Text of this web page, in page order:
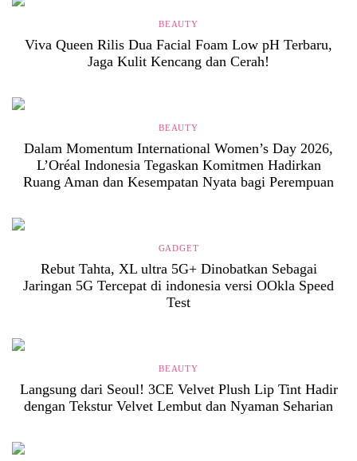
BEAUTY
Viva Queen Rilis Dua Facial Foam Low pH Terbaru,
Jaga Kulit Kencang dan Cerah!
BEAUTY
Dalam Momentum International Women’s Day 2026,
L’Oréal Indonesia Tegaskan Komitmen Hadirkan
Ruang Aman dan Kesempatan Nyata bagi Perempuan
GADGET
Rebut Tahta, XL ultra 5G+ Dinobatkan Sebagai
Jaringan 5G Tercepat di indonesia versi OOkla Speed
Test
BEAUTY
Langsung dari Seoul! 3CE Velvet Plush Lip Tint Hadir
dengan Tekstur Velvet Lembut dan Nyaman Seharian